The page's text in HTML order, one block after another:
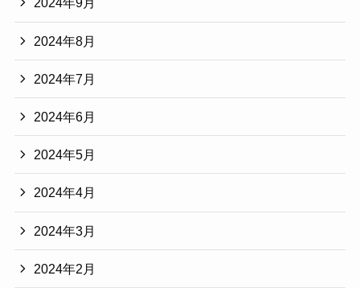
2024年8月
2024年7月
2024年6月
2024年5月
2024年4月
2024年3月
2024年2月